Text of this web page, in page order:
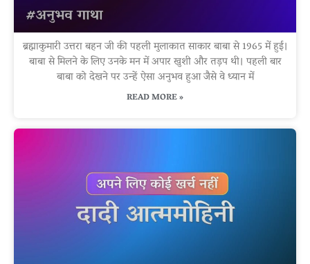
ब्रह्माकुमारी उत्तरा बहन जी की पहली मुलाकात साकार बाबा से 1965 में हुई।
बाबा से मिलने के लिए उनके मन में अपार खुशी और तड़प थी। पहली बार
बाबा को देखने पर उन्हें ऐसा अनुभव हुआ जैसे वे ध्यान में
READ MORE »